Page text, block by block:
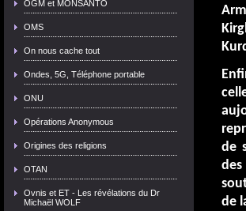
OGM et MONSANTO
OMS
On nous cache tout
Ondes, 5G, Téléphone portable
ONU
Opérations Anonymous
Origines des religions
OTAN
Ovnis et ET - Les révélations du Dr
Michaël WOLF
de
de